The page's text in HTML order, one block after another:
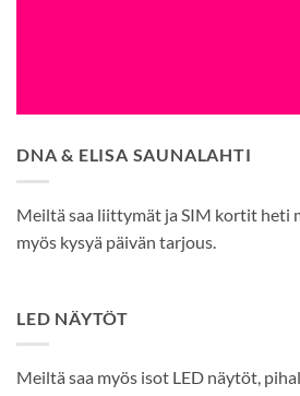
DNA & ELISA SAUNALAHTI
Meiltä saa liittymät ja SIM kortit heti
myös kysyä päivän tarjous.
LED NÄYTÖT
Meiltä saa myös isot LED näytöt,